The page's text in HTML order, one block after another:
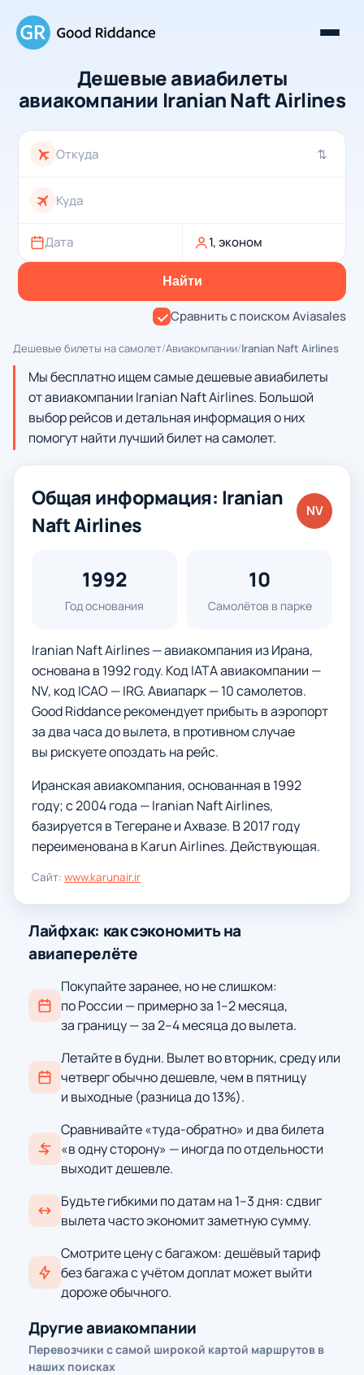
Дешевые авиабилеты
авиакомпании Iranian Naft Airlines
⇄
Дата 1, эконом
Найти
Сравнить с поиском Aviasales
Дешевые билеты на самолет/Авиакомпании/Iranian Naft Airlines
Мы бесплатно ищем самые дешевые авиабилеты
от авиакомпании Iranian Naft Airlines. Большой
выбор рейсов и детальная информация о них
помогут найти лучший билет на самолет.
Общая информация: Iranian
Naft Airlines
NV
1992
Год основания
10
Самолётов в парке
Iranian Naft Airlines — авиакомпания из Ирана,
основана в 1992 году. Код IATA авиакомпании —
NV, код ICAO — IRG. Авиапарк — 10 самолетов.
Good Riddance рекомендует прибыть в аэропорт
за два часа до вылета, в противном случае
вы рискуете опоздать на рейс.
Иранская авиакомпания, основанная в 1992
году; с 2004 года — Iranian Naft Airlines,
базируется в Тегеране и Ахвазе. В 2017 году
переименована в Karun Airlines. Действующая.
Сайт: www.karunair.ir
Лайфхак: как сэкономить на
авиаперелёте
Покупайте заранее, но не слишком:
по России — примерно за 1–2 месяца,
за границу — за 2–4 месяца до вылета.
Летайте в будни. Вылет во вторник, среду или
четверг обычно дешевле, чем в пятницу
и выходные (разница до 13%).
Сравнивайте «туда-обратно» и два билета
«в одну сторону» — иногда по отдельности
выходит дешевле.
Будьте гибкими по датам на 1–3 дня: сдвиг
вылета часто экономит заметную сумму.
Смотрите цену с багажом: дешёвый тариф
без багажа с учётом доплат может выйти
дороже обычного.
Другие авиакомпании
Перевозчики с самой широкой картой маршрутов в
наших поисках